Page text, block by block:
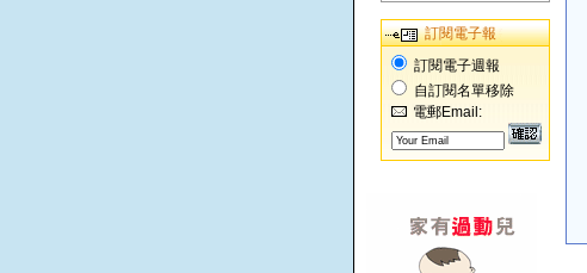
訂閱電子報
訂閱電子週報
自訂閱名單移除
電郵Email: